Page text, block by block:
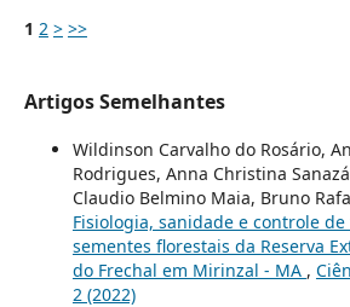
1 2 > >>
Artigos Semelhantes
Wildinson Carvalho do Rosário,
Rodrigues, Anna Christina
Claudio Belmino Maia, Bruno
Fisiologia, sanidade e controle
sementes florestais da Reserva
do Frechal em Mirinzal - MA ,
2 (2022)